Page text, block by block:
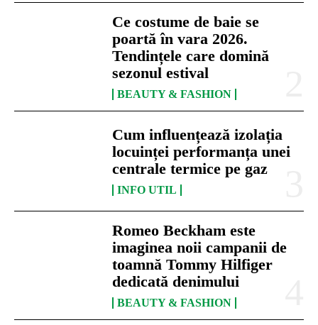
Ce costume de baie se
poartă în vara 2026.
Tendințele care domină
sezonul estival
BEAUTY & FASHION
Cum influențează izolația
locuinței performanța unei
centrale termice pe gaz
INFO UTIL
Romeo Beckham este
imaginea noii campanii de
toamnă Tommy Hilfiger
dedicată denimului
BEAUTY & FASHION